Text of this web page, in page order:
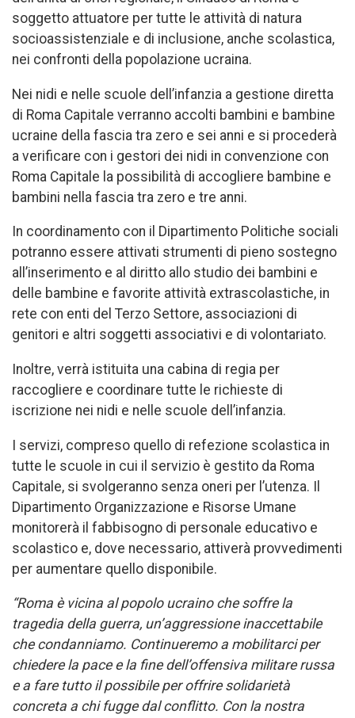
soggetto attuatore per tutte le attività di natura
socioassistenziale e di inclusione, anche scolastica,
nei confronti della popolazione ucraina.
Nei nidi e nelle scuole dell’infanzia a gestione diretta
di Roma Capitale verranno accolti bambini e bambine
ucraine della fascia tra zero e sei anni e si procederà
a verificare con i gestori dei nidi in convenzione con
Roma Capitale la possibilità di accogliere bambine e
bambini nella fascia tra zero e tre anni.
In coordinamento con il Dipartimento Politiche sociali
potranno essere attivati strumenti di pieno sostegno
all’inserimento e al diritto allo studio dei bambini e
delle bambine e favorite attività extrascolastiche, in
rete con enti del Terzo Settore, associazioni di
genitori e altri soggetti associativi e di volontariato.
Inoltre, verrà istituita una cabina di regia per
raccogliere e coordinare tutte le richieste di
iscrizione nei nidi e nelle scuole dell’infanzia.
I servizi, compreso quello di refezione scolastica in
tutte le scuole in cui il servizio è gestito da Roma
Capitale, si svolgeranno senza oneri per l’utenza. Il
Dipartimento Organizzazione e Risorse Umane
monitorerà il fabbisogno di personale educativo e
scolastico e, dove necessario, attiverà provvedimenti
per aumentare quello disponibile.
“Roma è vicina al popolo ucraino che soffre la
tragedia della guerra, un’aggressione inaccettabile
che condanniamo. Continueremo a mobilitarci per
chiedere la pace e la fine dell’offensiva militare russa
e a fare tutto il possibile per offrire solidarietà
concreta a chi fugge dal conflitto. Con la nostra